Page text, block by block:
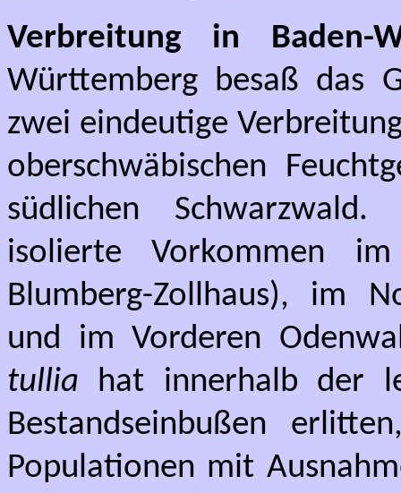
Verbreitung in Baden-
Württemberg besaß das
zwei eindeutige
oberschwäbischen
südlichen
isolierte Vorkommen im
Blumberg-Zollhaus), im
und im Vorderen
tullia hat innerhalb der
Bestandseinbußen
Populationen mit